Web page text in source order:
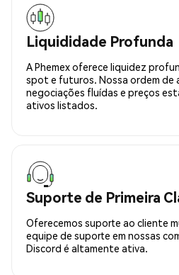
Liquididade Profunda
A Phemex oferece liquidez
spot e futuros. Nossa ordem de
negociações fluídas e preços
ativos listados.
Suporte de Primeira
Oferecemos suporte ao cliente
equipe de suporte em nossas
Discord é altamente ativa.